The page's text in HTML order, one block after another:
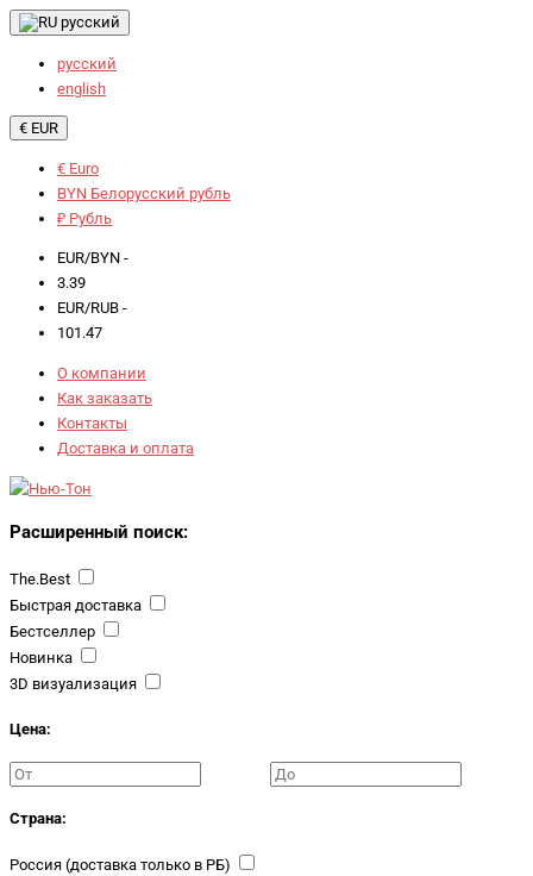
русский
русский
english
€ EUR
€ Euro
BYN Белорусский рубль
₽ Рубль
EUR/BYN -
3.39
EUR/RUB -
101.47
О компании
Как заказать
Контакты
Доставка и оплата
Расширенный поиск:
The.Best
Быстрая доставка
Бестселлер
Новинка
3D визуализация
Цена:
Страна:
Россия (доставка только в РБ)